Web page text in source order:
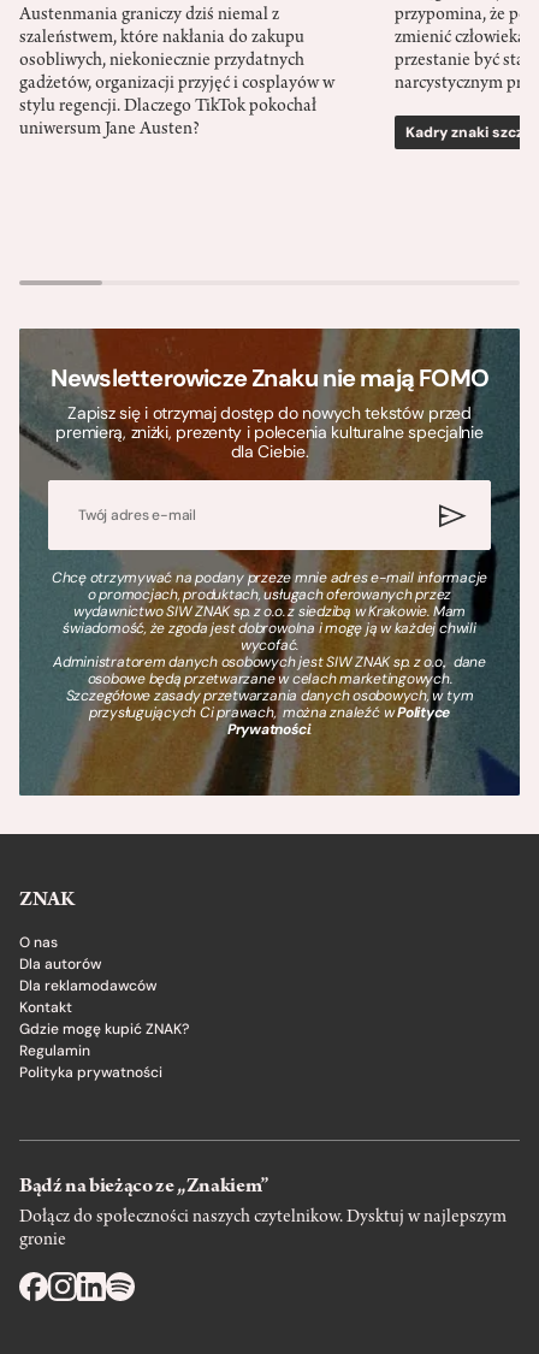
Austenmania graniczy dziś niemal z
szaleństwem, które nakłania do zakupu
osobliwych, niekoniecznie przydatnych
gadżetów, organizacji przyjęć i cosplayów w
stylu regencji. Dlaczego TikTok pokochał
uniwersum Jane Austen?
przypomina, że
zmienić człowieka
przestanie być
narcystycznym
Kadry znaki
Newsletterowicze Znaku nie mają FOMO
Zapisz się i otrzymaj dostęp do nowych tekstów przed
premierą, zniżki, prezenty i polecenia kulturalne specjalnie
dla Ciebie.
Chcę otrzymywać na podany przeze mnie adres e-mail informacje
o promocjach, produktach, usługach oferowanych przez
wydawnictwo SIW ZNAK sp. z o.o. z siedzibą w Krakowie. Mam
świadomość, że zgoda jest dobrowolna i mogę ją w każdej chwili
wycofać.
Administratorem danych osobowych jest SIW ZNAK sp. z o.o., dane
osobowe będą przetwarzane w celach marketingowych.
Szczegółowe zasady przetwarzania danych osobowych, w tym
przysługujących Ci prawach, można znaleźć wPolityce
Prywatności.
ZNAK
O nas
Dla autorów
Dla reklamodawców
Kontakt
Gdzie mogę kupić ZNAK?
Regulamin
Polityka prywatności
Bądź na bieżąco ze „Znakiem”
Dołącz do społeczności naszych czytelnikow. Dysktuj w najlepszym
gronie